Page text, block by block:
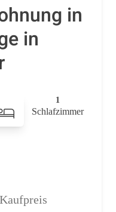
in
in
1
Schlafzimmer
Kaufpreis